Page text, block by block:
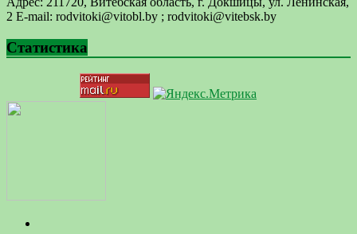
2 E-mail: ​rodvitoki@​​vitobl​.by ; rodvitoki@vitebsk.by
Статистика